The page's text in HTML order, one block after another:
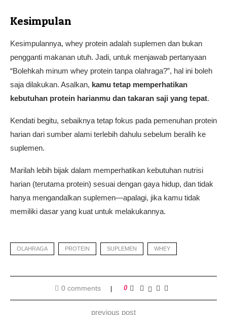
Kesimpulan
Kesimpulannya, whey protein adalah suplemen dan bukan
pengganti makanan utuh. Jadi, untuk menjawab pertanyaan
“Bolehkah minum whey protein tanpa olahraga?”, hal ini boleh
saja dilakukan. Asalkan, kamu tetap memperhatikan
kebutuhan protein harianmu dan takaran saji yang tepat.
Kendati begitu, sebaiknya tetap fokus pada pemenuhan protein
harian dari sumber alami terlebih dahulu sebelum beralih ke
suplemen.
Marilah lebih bijak dalam memperhatikan kebutuhan nutrisi
harian (terutama protein) sesuai dengan gaya hidup, dan tidak
hanya mengandalkan suplemen—apalagi, jika kamu tidak
memiliki dasar yang kuat untuk melakukannya.
OLAHRAGA PROTEIN SUPLEMEN WHEY
0 comments 0
previous post